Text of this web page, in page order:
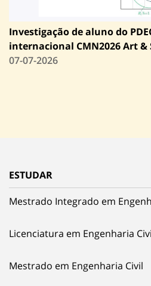
Investigação de aluno do
internacional CMN2026 Art
07-07-2026
ESTUDAR
Mestrado Integrado em
Licenciatura em Engenharia
Mestrado em Engenharia Civil